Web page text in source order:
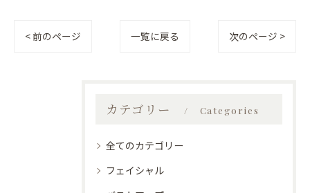
< 前のページ 一覧に戻る 次のページ >
カテゴリー Categories
全てのカテゴリー
フェイシャル